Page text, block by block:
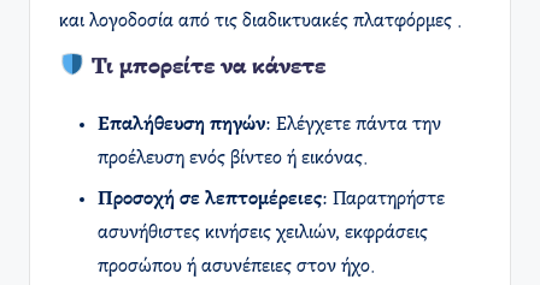
και λογοδοσία από τις διαδικτυακές πλατφόρμες .
Τι μπορείτε να κάνετε
Επαλήθευση πηγών: Ελέγχετε πάντα την
προέλευση ενός βίντεο ή εικόνας.
Προσοχή σε λεπτομέρειες: Παρατηρήστε
ασυνήθιστες κινήσεις χειλιών, εκφράσεις
προσώπου ή ασυνέπειες στον ήχο.